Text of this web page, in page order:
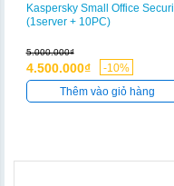
Kaspersky Small Office
(1server + 10PC)
5.000.000₫
4.500.000₫ -10%
Thêm vào giỏ hàng